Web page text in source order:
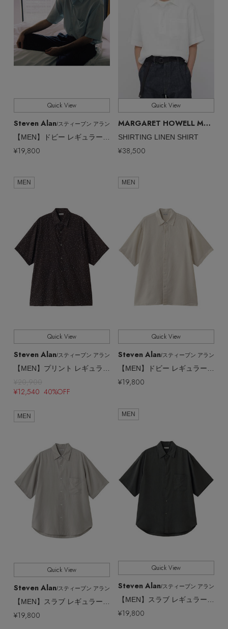
Quick View
MARGARET HOWELL MEN
SHIRTING LINEN SHIRT
¥38,500
Quick View
Steven Alan/スティーブン アラン
¥19,800
MEN
Quick View
Steven Alan/スティーブン アラン
¥19,800
MEN
Quick View
Steven Alan/スティーブン アラン
¥20,900
¥12,540 40%OFF
MEN
Quick View
Steven Alan/スティーブン アラン
【MEN】スラブ レギュラーカラー ショートスリーブ シャツ
¥19,800
MEN
Quick View
Steven Alan/スティーブン アラン
【MEN】スラブ レギュラーカラー ショートスリーブ シャツ
¥19,800